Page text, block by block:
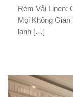
Rèm Vải Linen:
Mọi Không
lanh […]